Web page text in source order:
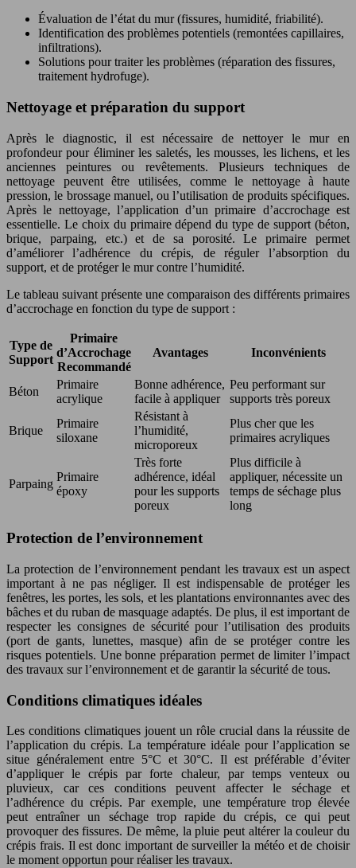
Évaluation de l’état du mur (fissures, humidité, friabilité).
Identification des problèmes potentiels (remontées capillaires,
infiltrations).
Solutions pour traiter les problèmes (réparation des fissures,
traitement hydrofuge).
Nettoyage et préparation du support
Après le diagnostic, il est nécessaire de nettoyer le mur en
profondeur pour éliminer les saletés, les mousses, les lichens, et les
anciennes peintures ou revêtements. Plusieurs techniques de
nettoyage peuvent être utilisées, comme le nettoyage à haute
pression, le brossage manuel, ou l’utilisation de produits spécifiques.
Après le nettoyage, l’application d’un primaire d’accrochage est
essentielle. Le choix du primaire dépend du type de support (béton,
brique, parpaing, etc.) et de sa porosité. Le primaire permet
d’améliorer l’adhérence du crépis, de réguler l’absorption du
support, et de protéger le mur contre l’humidité.
Le tableau suivant présente une comparaison des différents primaires
d’accrochage en fonction du type de support :
Type de
Support
Primaire
d’Accrochage
Recommandé
Avantages Inconvénients
Béton
Primaire
acrylique
Bonne adhérence,
facile à appliquer
Peu performant sur
supports très poreux
Brique
Primaire
siloxane
Résistant à
l’humidité,
microporeux
Plus cher que les
primaires acryliques
Parpaing
Primaire
époxy
Très forte
adhérence, idéal
pour les supports
poreux
Plus difficile à
appliquer, nécessite un
temps de séchage plus
long
Protection de l’environnement
La protection de l’environnement pendant les travaux est un aspect
important à ne pas négliger. Il est indispensable de protéger les
fenêtres, les portes, les sols, et les plantations environnantes avec des
bâches et du ruban de masquage adaptés. De plus, il est important de
respecter les consignes de sécurité pour l’utilisation des produits
(port de gants, lunettes, masque) afin de se protéger contre les
risques potentiels. Une bonne préparation permet de limiter l’impact
des travaux sur l’environnement et de garantir la sécurité de tous.
Conditions climatiques idéales
Les conditions climatiques jouent un rôle crucial dans la réussite de
l’application du crépis. La température idéale pour l’application se
situe généralement entre 5°C et 30°C. Il est préférable d’éviter
d’appliquer le crépis par forte chaleur, par temps venteux ou
pluvieux, car ces conditions peuvent affecter le séchage et
l’adhérence du crépis. Par exemple, une température trop élevée
peut entraîner un séchage trop rapide du crépis, ce qui peut
provoquer des fissures. De même, la pluie peut altérer la couleur du
crépis frais. Il est donc important de surveiller la météo et de choisir
le moment opportun pour réaliser les travaux.